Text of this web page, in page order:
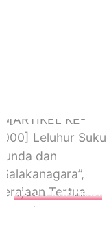
MISTERY-KONSPIRACY